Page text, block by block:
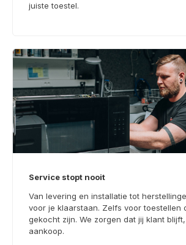
juiste toestel.
Service stopt nooit
Van levering en installatie tot
voor je klaarstaan. Zelfs voor toestellen
gekocht zijn. We zorgen dat jij klant
aankoop.